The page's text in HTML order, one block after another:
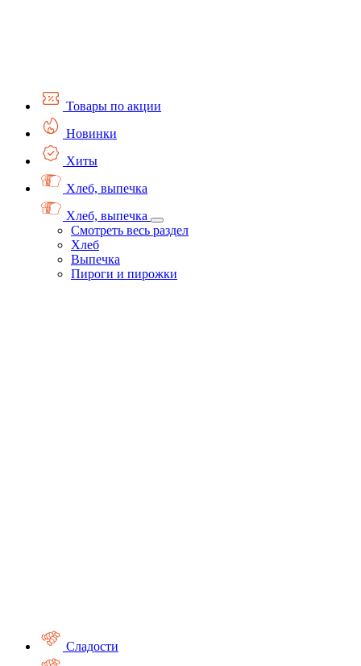
Товары по акции
Новинки
Хиты
Хлеб, выпечка
Хлеб, выпечка
Смотреть весь раздел
Хлеб
Выпечка
Пироги и пирожки
Сладости